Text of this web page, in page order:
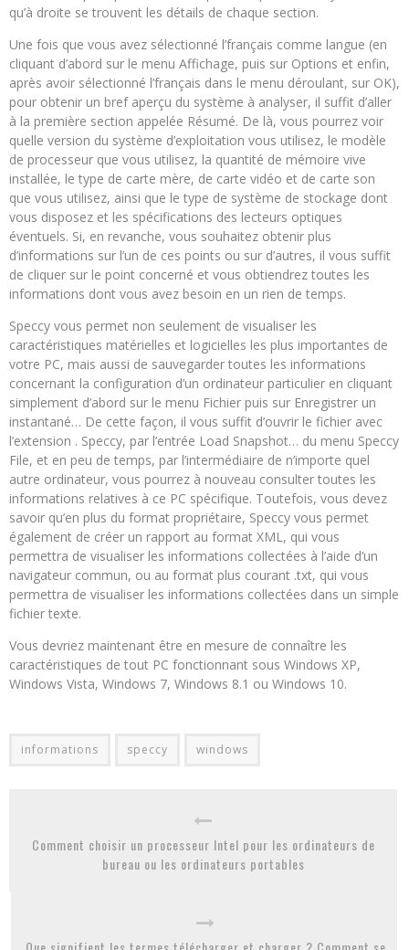
qu’à droite se trouvent les détails de chaque section.
Une fois que vous avez sélectionné l’français comme langue (en
cliquant d’abord sur le menu Affichage, puis sur Options et enfin,
après avoir sélectionné l’français dans le menu déroulant, sur OK),
pour obtenir un bref aperçu du système à analyser, il suffit d’aller
à la première section appelée Résumé. De là, vous pourrez voir
quelle version du système d’exploitation vous utilisez, le modèle
de processeur que vous utilisez, la quantité de mémoire vive
installée, le type de carte mère, de carte vidéo et de carte son
que vous utilisez, ainsi que le type de système de stockage dont
vous disposez et les spécifications des lecteurs optiques
éventuels. Si, en revanche, vous souhaitez obtenir plus
d’informations sur l’un de ces points ou sur d’autres, il vous suffit
de cliquer sur le point concerné et vous obtiendrez toutes les
informations dont vous avez besoin en un rien de temps.
Speccy vous permet non seulement de visualiser les
caractéristiques matérielles et logicielles les plus importantes de
votre PC, mais aussi de sauvegarder toutes les informations
concernant la configuration d’un ordinateur particulier en cliquant
simplement d’abord sur le menu Fichier puis sur Enregistrer un
instantané… De cette façon, il vous suffit d’ouvrir le fichier avec
l’extension . Speccy, par l’entrée Load Snapshot… du menu Speccy
File, et en peu de temps, par l’intermédiaire de n’importe quel
autre ordinateur, vous pourrez à nouveau consulter toutes les
informations relatives à ce PC spécifique. Toutefois, vous devez
savoir qu’en plus du format propriétaire, Speccy vous permet
également de créer un rapport au format XML, qui vous
permettra de visualiser les informations collectées à l’aide d’un
navigateur commun, ou au format plus courant .txt, qui vous
permettra de visualiser les informations collectées dans un simple
fichier texte.
Vous devriez maintenant être en mesure de connaître les
caractéristiques de tout PC fonctionnant sous Windows XP,
Windows Vista, Windows 7, Windows 8.1 ou Windows 10.
informations speccy windows
Comment choisir un processeur Intel pour les ordinateurs de
bureau ou les ordinateurs portables